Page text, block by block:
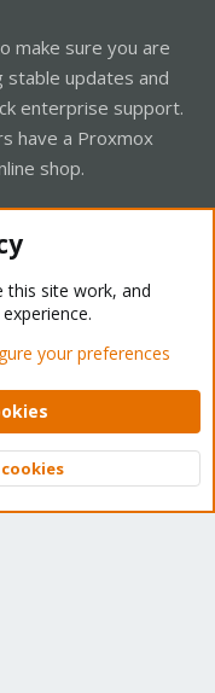
make sure you are
updates and
enterprise support.
have a Proxmox
shop.
Light Mode
Help Home
XenForo Ltd.
Top
this site work, and
your preferences